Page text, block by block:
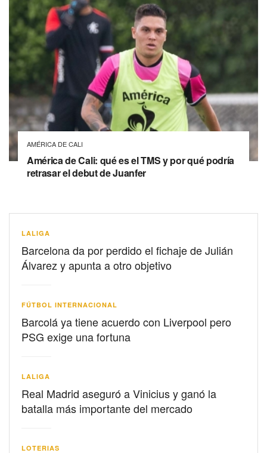
AMÉRICA DE CALI
América de Cali: qué es el TMS y por qué podría
retrasar el debut de Juanfer
LALIGA
Barcelona da por perdido el fichaje de Julián
Álvarez y apunta a otro objetivo
FÚTBOL INTERNACIONAL
Barcolá ya tiene acuerdo con Liverpool pero
PSG exige una fortuna
LALIGA
Real Madrid aseguró a Vinicius y ganó la
batalla más importante del mercado
LOTERIAS